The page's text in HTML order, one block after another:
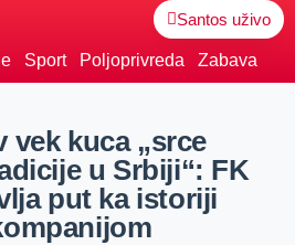
Santos uživo
Sport Poljoprivreda Zabava
vek kuca „srce
u Srbiji“: FK
put ka istoriji